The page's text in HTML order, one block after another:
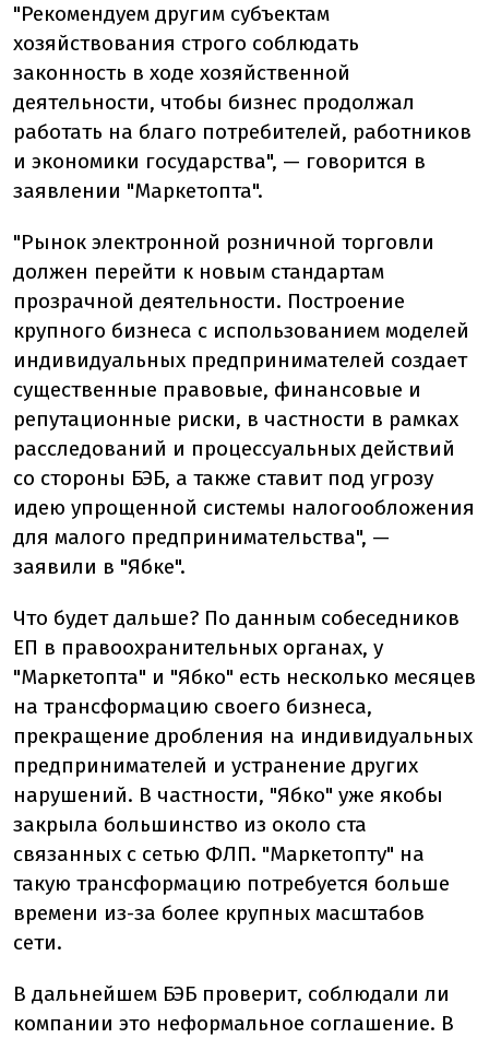
"Рекомендуем другим субъектам
хозяйствования строго соблюдать
законность в ходе хозяйственной
деятельности, чтобы бизнес продолжал
работать на благо потребителей, работников
и экономики государства", — говорится в
заявлении "Маркетопта".
"Рынок электронной розничной торговли
должен перейти к новым стандартам
прозрачной деятельности. Построение
крупного бизнеса с использованием моделей
индивидуальных предпринимателей создает
существенные правовые, финансовые и
репутационные риски, в частности в рамках
расследований и процессуальных действий
со стороны БЭБ, а также ставит под угрозу
идею упрощенной системы налогообложения
для малого предпринимательства", —
заявили в "Ябке".
Что будет дальше? По данным собеседников
ЕП в правоохранительных органах, у
"Маркетопта" и "Ябко" есть несколько месяцев
на трансформацию своего бизнеса,
прекращение дробления на индивидуальных
предпринимателей и устранение других
нарушений. В частности, "Ябко" уже якобы
закрыла большинство из около ста
связанных с сетью ФЛП. "Маркетопту" на
такую трансформацию потребуется больше
времени из-за более крупных масштабов
сети.
В дальнейшем БЭБ проверит, соблюдали ли
компании это неформальное соглашение. В